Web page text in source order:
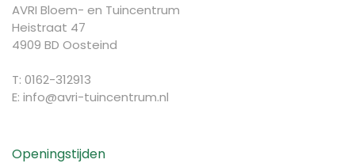
AVRI Bloem- en Tuincentrum
Heistraat 47
4909 BD Oosteind
T: 0162-312913
E: info@avri-tuincentrum.nl
Openingstijden